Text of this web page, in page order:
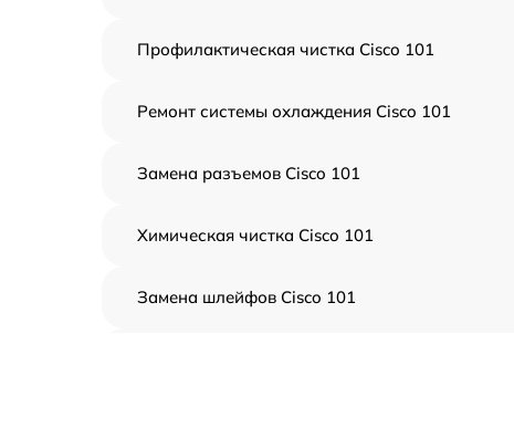
Профилактическая чистка Cisco 101
Ремонт системы охлаждения Cisco 101
Замена разъемов Cisco 101
Химическая чистка Cisco 101
Замена шлейфов Cisco 101